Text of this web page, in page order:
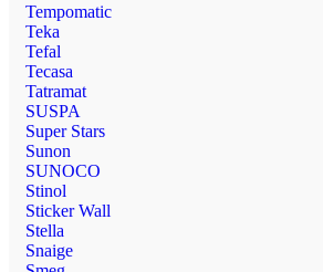
Tempomatic
Teka
Tefal
Tecasa
Tatramat
SUSPA
Super Stars
Sunon
SUNOCO
Stinol
Sticker Wall
Stella
Snaige